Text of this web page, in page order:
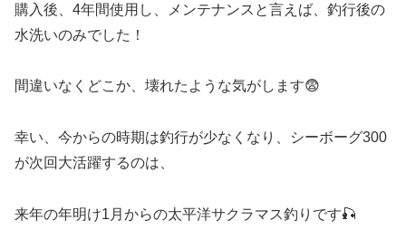
購入後、4年間使用し、メンテナンスと言えば、釣行後の
水洗いのみでした！
間違いなくどこか、壊れたような気がします😨
幸い、今からの時期は釣行が少なくなり、シーボーグ300
が次回大活躍するのは、
来年の年明け1月からの太平洋サクラマス釣りです🎣